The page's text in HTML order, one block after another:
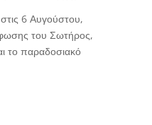
6 Αυγούστου,
του Σωτήρος,
το παραδοσιακό